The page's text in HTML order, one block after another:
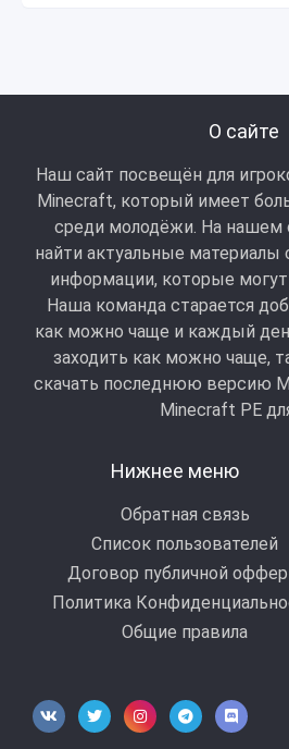
О сайте
Наш сайт посвещён для
Minecraft, который имеет
среди молодёжи. На нашем
найти актуальные материалы
информации, которые
Наша команда старается
как можно чаще и каждый
заходить как можно чаще,
скачать последнюю версию
Minecraft РЕ
Нижнее меню
Обратная связь
Список пользователей
Договор публичной
Политика
Общие правила